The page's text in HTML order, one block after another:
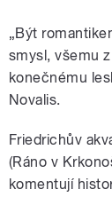
„Být
smysl, všemu
konečnému
Novalis.
Friedrichův
(Ráno v
komentují